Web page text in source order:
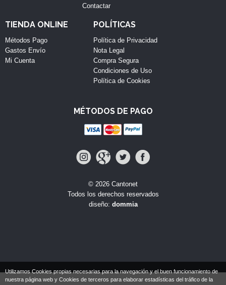
Contactar
TIENDA ONLINE
Métodos Pago
Gastos Envío
Mi Cuenta
POLÍTICAS
Política de Privacidad
Nota Legal
Compra Segura
Condiciones de Uso
Política de Cookies
MÉTODOS DE PAGO
© 2026 Cantonet
Todos los derechos reservados
diseño: dommia
Utilizamos Cookies propias necesarias para la navegación y el buen funcionamiento de
nuestra página web y Cookies de terceros para elaborar estadísticas del tráfico de la